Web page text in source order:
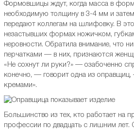
Формовшицы ждут, когда масса в
необходимую толщину в 3-4 мм и
передают коллегам на шлифовку. В
незастывших формах ножичком,
неровности. Обратила внимание, что
перчатками — в них, признаются
«Не сохнут ли руки?» — озабоченно
конечно, — говорит одна из
кремами».
Большинство из тех, кто работает на
профессии по двадцать с лишним лет.